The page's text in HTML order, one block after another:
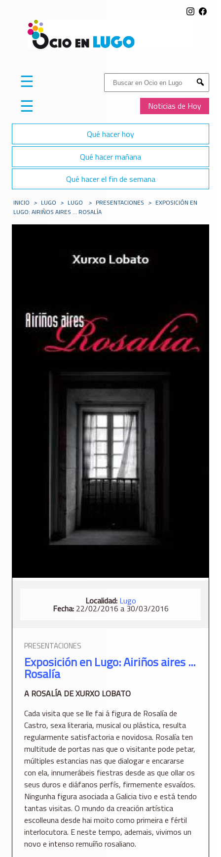
Buscar:
Submit
Noticias de Hoy
☰
☰
Qué hacer hoy
Qué hacer mañana
Qué hacer el fin de semana
INICIO > LUGO > LUGO > PRESENTACIONES > EXPOSICIÓN EN
LUGO: AIRIÑOS AIRES ... ROSALÍA
Localidad: Lugo
Fecha:22/02/2016 a 30/03/2016
PRESENTACIONES
Exposición en Lugo: Airiños aires ...
Rosalía
A ROSALÍA DE XURXO LOBATO
Cada visita que se lle fai á figura de Rosalía de
Castro, sexa literaria, musical ou plástica, resulta
regularmente satisfactoria e novidosa. Rosalía ten
multitude de portas nas que o visitante pode petar,
múltiples estancias nas que dialogar e encararse
con ela, innumerábeis fiestras desde as que ollar os
seus duros e diáfanos perfís, firmemente esvaídos.
Ningunha figura asociada a Galicia tivo e está tendo
tantas visitas. O mundo da creación artística
escolleuna desde hai moito como primeira e fértil
interlocutora. E neste tempo, ademais, vivimos un
novo e intenso remuíño rosaliano.